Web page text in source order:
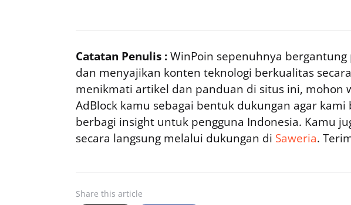
Catatan Penulis :WinPoin sepenuhnya
dan menyajikan konten teknologi berkualitas
menikmati artikel dan panduan di situs ini, mohon
AdBlock kamu sebagai bentuk dukungan agar
berbagi insight untuk pengguna Indonesia. Kamu
secara langsung melalui dukungan di Saweria.
Share this article